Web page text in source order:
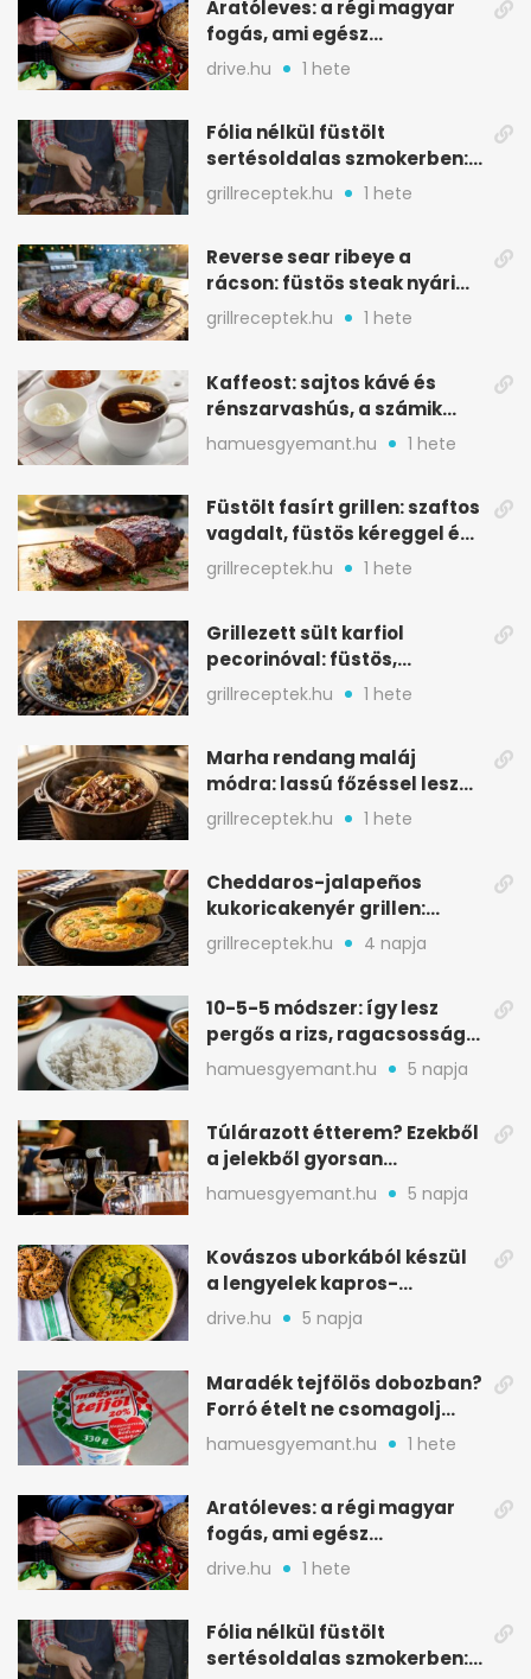
Aratóleves: a régi magyar
fogás, ami egész
csapatokat jóllakatott
drive.hu 1 hete
Fólia nélkül füstölt
sertésoldalas szmokerben:
ropogós bark, 6 óra
grillreceptek.hu 1 hete
Reverse sear ribeye a
rácson: füstös steak nyári
tökkebabbal
grillreceptek.hu 1 hete
Kaffeost: sajtos kávé és
rénszarvashús, a számik
melegítő itala
hamuesgyemant.hu 1 hete
Füstölt fasírt grillen: szaftos
vagdalt, füstös kéreggel és
BBQ mázzal
grillreceptek.hu 1 hete
Grillezett sült karfiol
pecorinóval: füstös,
karamellizált nyári kedvenc
grillreceptek.hu 1 hete
Marha rendang maláj
módra: lassú főzéssel lesz
igazán szaftos
grillreceptek.hu 1 hete
Cheddaros-jalapeños
kukoricakenyér grillen:
ropogós alj, puha belső
grillreceptek.hu 4 napja
10-5-5 módszer: így lesz
pergős a rizs, ragacsosság
nélkül
hamuesgyemant.hu 5 napja
Túlárazott étterem? Ezekből
a jelekből gyorsan
észreveheted
hamuesgyemant.hu 5 napja
Kovászos uborkából készül
a lengyelek kapros-
savanykás levese
drive.hu 5 napja
Maradék tejfölös dobozban?
Forró ételt ne csomagolj
ilyen tégelybe
hamuesgyemant.hu 1 hete
Aratóleves: a régi magyar
fogás, ami egész
csapatokat jóllakatott
drive.hu 1 hete
Fólia nélkül füstölt
sertésoldalas szmokerben: